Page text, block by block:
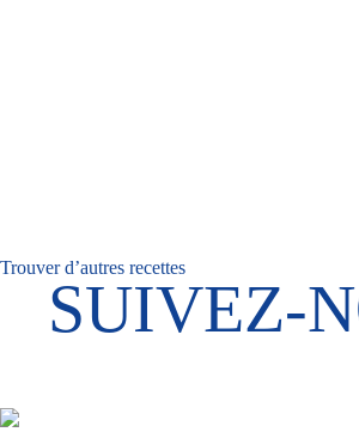
Trouver d’autres recettes
SUIVEZ-